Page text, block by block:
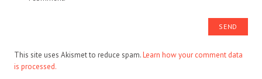
This site uses Akismet to reduce spam.Learn how your comment data
is processed.